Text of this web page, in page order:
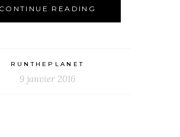
CONTINUE READING
RUNTHEPLANET
9 janvier 2016